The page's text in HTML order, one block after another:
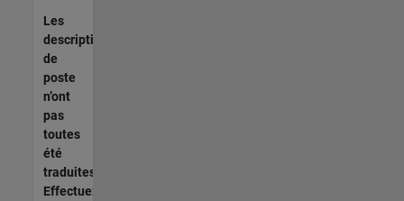
Les
descriptions
de
poste
n’ont
pas
toutes
été
traduites.
Effectuez